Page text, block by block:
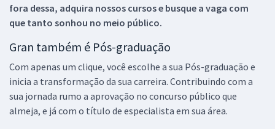
fora dessa, adquira nossos cursos e busque a vaga com
que tanto sonhou no meio público.
Gran também é Pós-graduação
Com apenas um clique, você escolhe a sua Pós-graduação e
inicia a transformação da sua carreira. Contribuindo com a
sua jornada rumo a aprovação no concurso público que
almeja, e já com o título de especialista em sua área.